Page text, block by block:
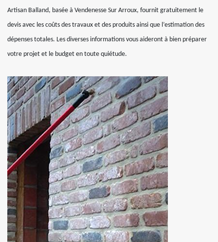
Artisan Balland, basée à Vendenesse Sur Arroux, fournit gratuitement le
devis avec les coûts des travaux et des produits ainsi que l’estimation des
dépenses totales. Les diverses informations vous aideront à bien préparer
votre projet et le budget en toute quiétude.